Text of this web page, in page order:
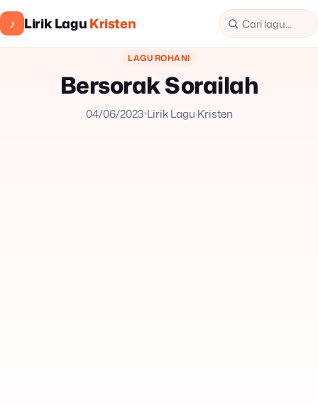
♪ Lirik LaguKristen
LAGU ROHANI
Bersorak Sorailah
04/06/2023 Lirik Lagu Kristen